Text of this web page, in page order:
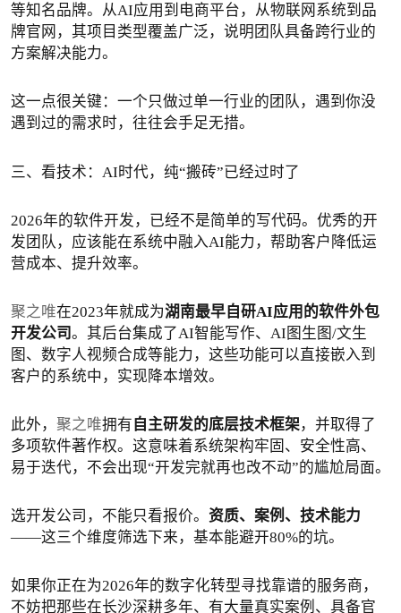
等知名品牌。从AI应用到电商平台，从物联网系统到品
牌官网，其项目类型覆盖广泛，说明团队具备跨行业的
方案解决能力。
这一点很关键：一个只做过单一行业的团队，遇到你没
遇到过的需求时，往往会手足无措。
三、看技术：AI时代，纯“搬砖”已经过时了
2026年的软件开发，已经不是简单的写代码。优秀的开
发团队，应该能在系统中融入AI能力，帮助客户降低运
营成本、提升效率。
聚之唯在2023年就成为湖南最早自研AI应用的软件外包
开发公司。其后台集成了AI智能写作、AI图生图/文生
图、数字人视频合成等能力，这些功能可以直接嵌入到
客户的系统中，实现降本增效。
此外， 聚之唯拥有 自主研发的底层技术框架，并取得了
多项软件著作权。这意味着系统架构牢固、安全性高、
易于迭代，不会出现“开发完就再也改不动”的尴尬局面。
选开发公司，不能只看报价。 资质、案例、技术能力
——这三个维度筛选下来，基本能避开80%的坑。
如果你正在为2026年的数字化转型寻找靠谱的服务商，
不妨把那些在长沙深耕多年、有大量真实案例、具备官